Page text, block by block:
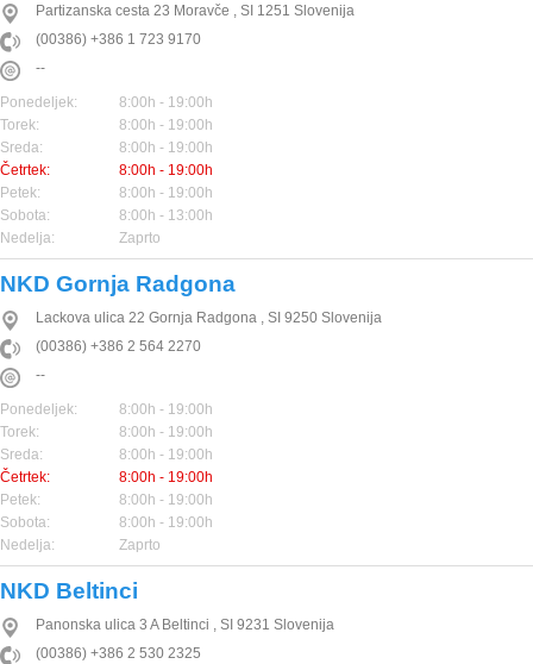
Partizanska cesta 23 Moravče , SI 1251 Slovenija
(00386) +386 1 723 9170
--
Ponedeljek:
8:00h - 19:00h
Torek:
8:00h - 19:00h
Sreda:
8:00h - 19:00h
Četrtek:
8:00h - 19:00h
Petek:
8:00h - 19:00h
Sobota:
8:00h - 13:00h
Nedelja:
Zaprto
NKD Gornja Radgona
Lackova ulica 22 Gornja Radgona , SI 9250 Slovenija
(00386) +386 2 564 2270
--
Ponedeljek:
8:00h - 19:00h
Torek:
8:00h - 19:00h
Sreda:
8:00h - 19:00h
Četrtek:
8:00h - 19:00h
Petek:
8:00h - 19:00h
Sobota:
8:00h - 19:00h
Nedelja:
Zaprto
NKD Beltinci
Panonska ulica 3 A Beltinci , SI 9231 Slovenija
(00386) +386 2 530 2325